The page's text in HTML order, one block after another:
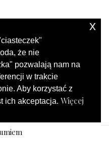
że nie
pozwalają nam na
w trakcie
Aby korzystać z
ich akceptacja. Więcej
x